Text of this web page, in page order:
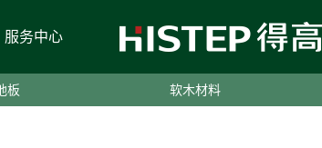
服务中心
板 软木材料